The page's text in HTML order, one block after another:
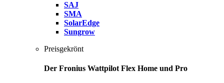
SAJ
SMA
SolarEdge
Sungrow
Preisgekrönt
Der Fronius Wattpilot Flex Home und Pro